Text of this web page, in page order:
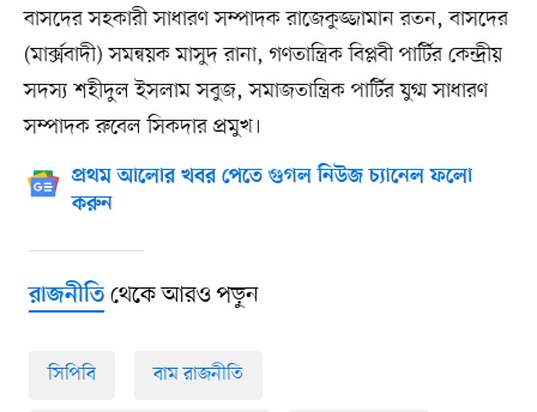
বাসদের সহকারী সাধারণ সম্পাদক রাজেকুজ্জামান রতন, বাসদের
(মার্ক্সবাদী) সমন্বয়ক মাসুদ রানা, গণতান্ত্রিক বিপ্লবী পার্টির কেন্দ্রীয়
সদস্য শহীদুল ইসলাম সবুজ, সমাজতান্ত্রিক পার্টির যুগ্ম সাধারণ
সম্পাদক রুবেল সিকদার প্রমুখ।
প্রথম আলোর খবর পেতে গুগল নিউজ চ্যানেল ফলো
করুন
রাজনীতিথেকে আরও পড়ুন
সিপিবি বাম রাজনীতি